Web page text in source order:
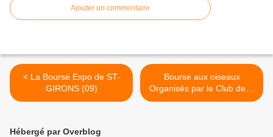
Ajouter un commentaire
< La Bourse Expo de ST-
GIRONS (09)
Bourse aux oiseaux
Organisés par le Club de la
S.O.T.G >
Hébergé par Overblog